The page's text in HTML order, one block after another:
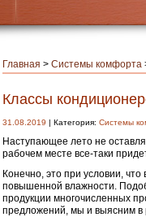
Главная > Системы комфорта
Классы
31.08.2019 | Категория: Системы
Наступающее лето не
рабочем месте все-таки
Конечно, это при условии,
повышенной влажности.
продукции многочисленных
предложений, мы и выясним в